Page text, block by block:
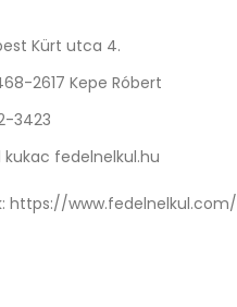
Kürt utca 4.
2617 Kepe Róbert
3423
fedelnelkul.hu
https://www.fedelnelkul.com/